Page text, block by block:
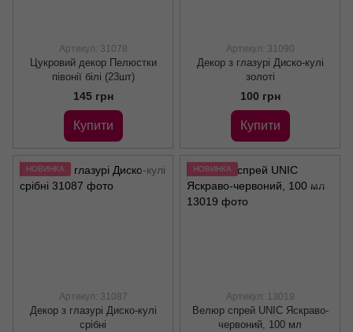
Артикул: 31078
Цукровий декор Пелюстки
півонії білі (23шт)
145 грн
Купити
Артикул: 31090
Декор з глазурі Диско-кулі
золоті
100 грн
Купити
НОВИНКА
Артикул: 31087
Декор з глазурі Диско-кулі
срібні
НОВИНКА
Артикул: 13019
Велюр спрей UNIC Яскраво-
червоний, 100 мл